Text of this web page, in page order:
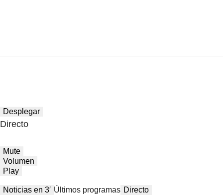
Desplegar
Directo
Mute
Volumen
Play
Noticias en 3′ Últimos programas Directo